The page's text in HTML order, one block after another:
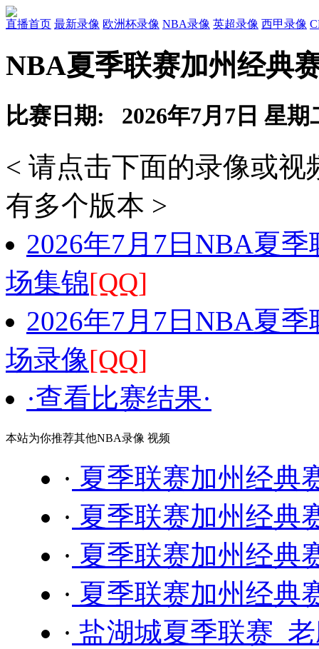
直播首页 最新录像 欧洲杯录像 NBA录像 英超录像 西甲录像
NBA夏季联赛加州经典
比赛日期: 2026年7月7日 星期
< 请点击下面的录像或
有多个版本 >
2026年7月7日NBA夏
场集锦[QQ]
2026年7月7日NBA夏
场录像[QQ]
·查看比赛结果·
本站为你推荐其他NBA录像 视频
· 夏季联赛加州经典
· 夏季联赛加州经典
· 夏季联赛加州经典
· 夏季联赛加州经典
· 盐湖城夏季联赛